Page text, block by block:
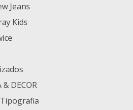
Jeans
Kids
& DECOR